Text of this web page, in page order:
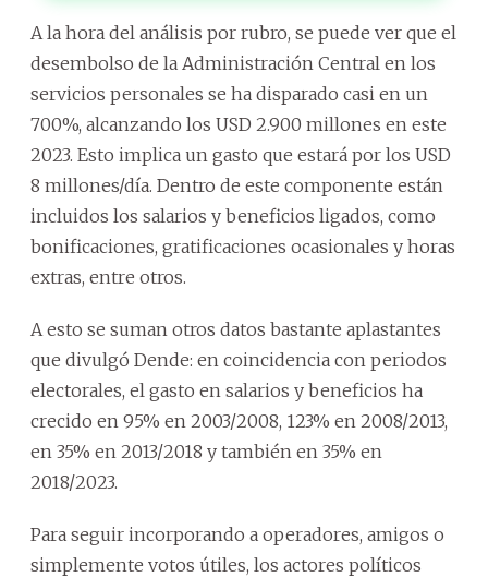
A la hora del análisis por rubro, se puede ver que el
desembolso de la Administración Central en los
servicios personales se ha disparado casi en un
700%, alcanzando los USD 2.900 millones en este
2023. Esto implica un gasto que estará por los USD
8 millones/día. Dentro de este componente están
incluidos los salarios y beneficios ligados, como
bonificaciones, gratificaciones ocasionales y horas
extras, entre otros.
A esto se suman otros datos bastante aplastantes
que divulgó Dende: en coincidencia con periodos
electorales, el gasto en salarios y beneficios ha
crecido en 95% en 2003/2008, 123% en 2008/2013,
en 35% en 2013/2018 y también en 35% en
2018/2023.
Para seguir incorporando a operadores, amigos o
simplemente votos útiles, los actores políticos